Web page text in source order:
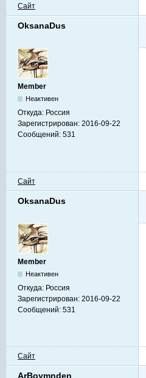
Сайт
OksanaDus
Member
Неактивен
Откуда: Россия
Зарегистрирован: 2016-09-22
Сообщений: 531
Сайт
OksanaDus
Member
Неактивен
Откуда: Россия
Зарегистрирован: 2016-09-22
Сообщений: 531
Сайт
ArBoymnden